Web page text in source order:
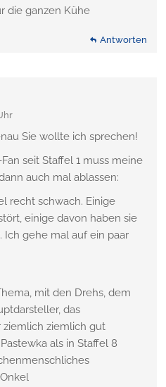
die ganzen Kühe
Antworten
Sie wollte ich sprechen!
seit Staffel 1 muss meine
auch mal ablassen:
recht schwach. Einige
einige davon haben sie
Ich gehe mal auf ein paar
mit den Drehs, dem
das
ziemlich ziemlich gut
als in Staffel 8